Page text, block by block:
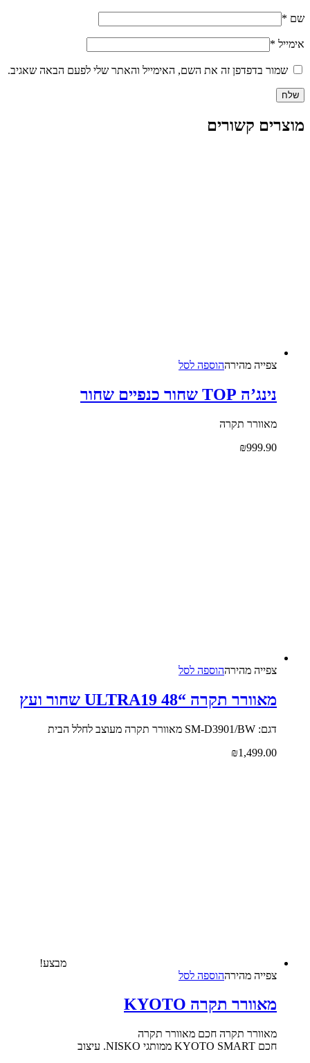
שם *
אימייל *
שמור בדפדפן זה את השם, האימייל והאתר שלי לפעם הבאה שאגיב.
מוצרים קשורים
צפייה‬ ‫מהירה‬הוספה לסל
נינג’ה TOP שחור כנפיים שחור
מאוורר תקרה
₪999.90
צפייה‬ ‫מהירה‬הוספה לסל
מאוורר תקרה “48 ULTRA19 שחור ועץ
דגם: SM-D3901/BW מאוורר תקרה מעוצב לחלל הבית
₪1,499.00
מבצע!
צפייה‬ ‫מהירה‬הוספה לסל
מאוורר תקרה KYOTO
מאוורר תקרה חכם מאוורר תקרה
חכם KYOTO SMART ממותגי NISKO. עיצוב